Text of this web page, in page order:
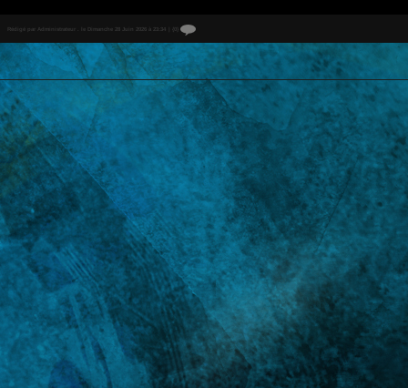
Rédigé par Administrateur . le Dimanche 28 Juin 2026 à 23:34 |{0}